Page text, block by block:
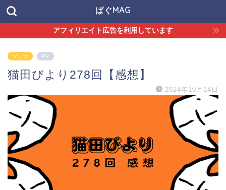
ぱぐMAG
アフィリエイト広告を利用しています
マンガ PR
猫田びより278回【感想】
2024年10月14日